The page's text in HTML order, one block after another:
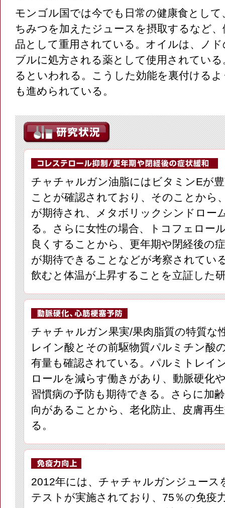
モンゴル国では今でも日常の健康食とし
ちみつを加えたジュースを摂取するなど
品として重用されている。オイルは、ノ
ブルに処方される薬として使用されてい
るといわれる。こうした効能を裏付ける
も進められている。
チャチャルガン油脂にはビタミンEが
ことが確認されており、そのことから
が期待され、メタボリックシンドロー
る。さらに女性の場合、トコフェロー
良くすることから、更年期や閉経後の
が期待できることなどが考察されてい
飲むと体温が上昇することを立証した
チャチャルガン果実/果肉脂質の特質な
レイン酸とその前駆物質パルミチン酸
有量も確認されている。パルミトレイ
ロールを減らす働きがあり、動脈硬化
習慣病の予防も期待できる。さらに加
向があることから、老化防止、皮膚再
る。
2012年には、チャチャルガンジュース
テストが実施されており、75％の免疫